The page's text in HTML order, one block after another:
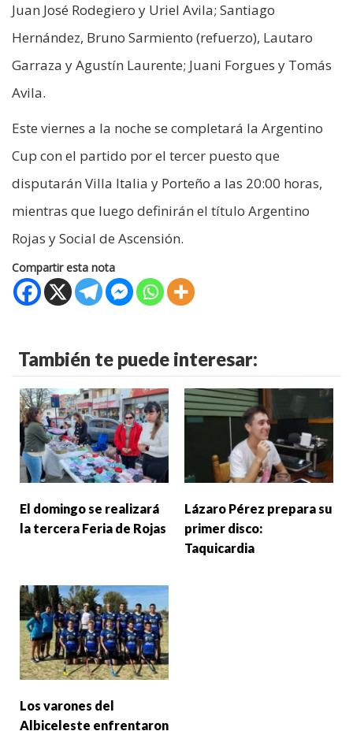
Juan José Rodegiero y Uriel Avila; Santiago
Hernández, Bruno Sarmiento (refuerzo), Lautaro
Garraza y Agustín Laurente; Juani Forgues y Tomás
Avila.
Este viernes a la noche se completará la Argentino
Cup con el partido por el tercer puesto que
disputarán Villa Italia y Porteño a las 20:00 horas,
mientras que luego definirán el título Argentino
Rojas y Social de Ascensión.
Compartir esta nota
También te puede interesar:
El domingo se realizará
la tercera Feria de Rojas
Lázaro Pérez prepara su
primer disco:
Taquicardia
Los varones del
Albiceleste enfrentaron